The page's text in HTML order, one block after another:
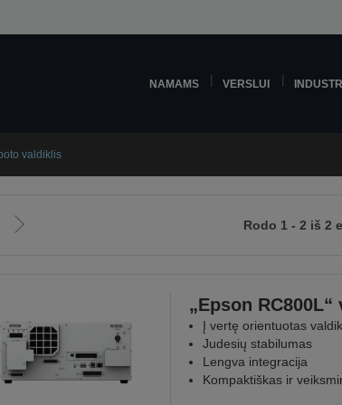
NAMAMS VERSLUI
valdiklis
Eiti
Rodo 1 - 2 iš 2
„Epson
Į vertę orientuotas
Judesių stabilumas
Lengva integracija
Kompaktiškas ir